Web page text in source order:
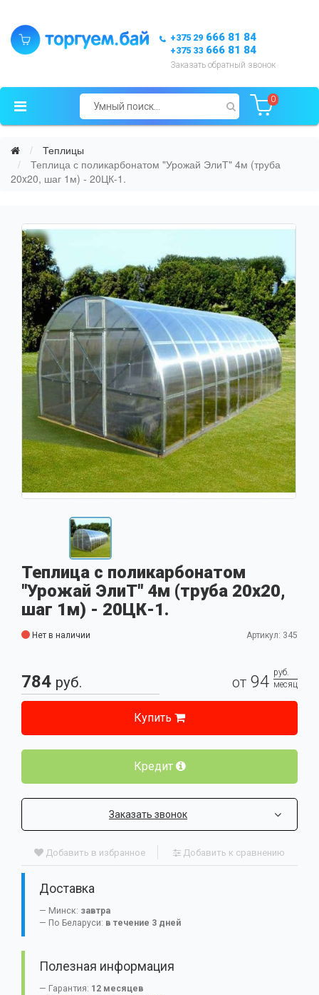
+375 29 666 81 84
+375 33 666 81 84
Заказать обратный звонок
0
Теплицы
Теплица с поликарбонатом "Урожай ЭлиТ" 4м (труба
20x20, шаг 1м) - 20ЦК-1.
Теплица с поликарбонатом
"Урожай ЭлиТ" 4м (труба 20x20,
шаг 1м) - 20ЦК-1.
Нет в наличии Артикул: 345
784 руб. от 94 руб.
месяц
Купить
Кредит
Заказать звонок
Добавить в избранное Добавить к сравнению
Доставка
Минск: завтра
По Беларуси: в течение 3 дней
Полезная информация
Гарантия: 12 месяцев